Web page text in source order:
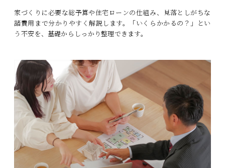
家づくりに必要な総予算や住宅ローンの仕組み、見落としがちな
諸費用まで分かりやすく解説します。「いくらかかるの？」とい
う不安を、基礎からしっかり整理できます。